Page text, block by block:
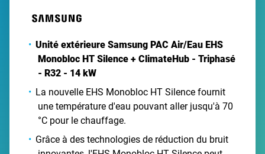
Unité extérieure Samsung PAC Air/Eau EHS
Monobloc HT Silence + ClimateHub - Triphasé
- R32 - 14 kW
La nouvelle EHS Monobloc HT Silence fournit
une température d'eau pouvant aller jusqu'à 70
°C pour le chauffage.
Grâce à des technologies de réduction du bruit